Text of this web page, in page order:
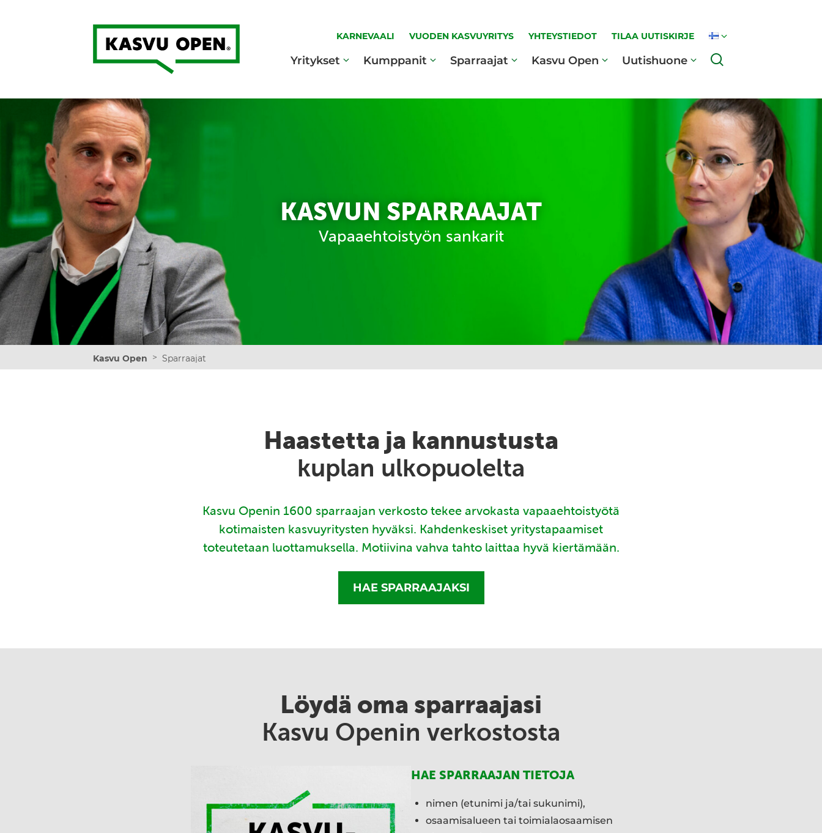
Kasvu Open
KARNEVAALI VUODEN KASVUYRITYS YHTEYSTIEDOT TILAA UUTISKIRJE
Yritykset Kumppanit Sparraajat Kasvu Open Uutishuone
KASVUN SPARRAAJAT
Vapaaehtoistyön sankarit
Kasvu Open > Sparraajat
Haastetta ja kannustusta
kuplan ulkopuolelta
Kasvu Openin 1600 sparraajan verkosto tekee arvokasta vapaaehtoistyötä
kotimaisten kasvuyritysten hyväksi. Kahdenkeskiset yritystapaamiset
toteutetaan luottamuksella. Motiivina vahva tahto laittaa hyvä kiertämään.
HAE SPARRAAJAKSI
Löydä oma sparraajasi
Kasvu Openin verkostosta
HAE SPARRAAJAN TIETOJA
nimen (etunimi ja/tai sukunimi),
osaamisalueen tai toimialaosaamisen